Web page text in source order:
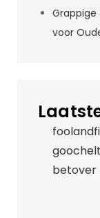
Grappige
voor
betover